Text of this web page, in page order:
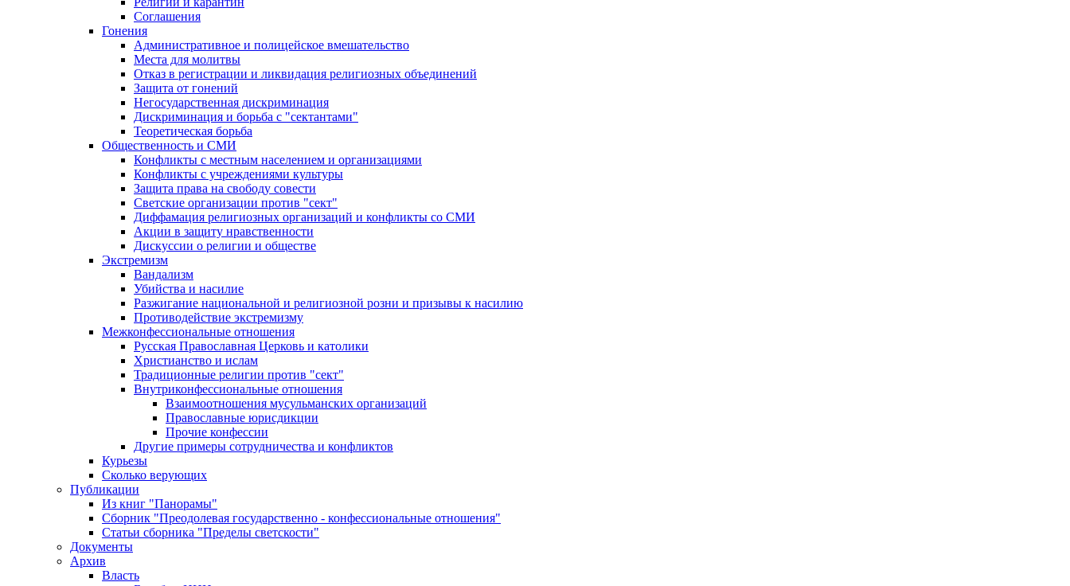
Соглашения
Гонения
Административное и полицейское вмешательство
Места для молитвы
Отказ в регистрации и ликвидация религиозных объединений
Защита от гонений
Негосударственная дискриминация
Дискриминация и борьба с "сектантами"
Теоретическая борьба
Общественность и СМИ
Конфликты с местным населением и организациями
Конфликты с учреждениями культуры
Защита права на свободу совести
Светские организации против "сект"
Диффамация религиозных организаций и конфликты со СМИ
Акции в защиту нравственности
Дискуссии о религии и обществе
Экстремизм
Вандализм
Убийства и насилие
Разжигание национальной и религиозной розни и призывы к насилию
Противодействие экстремизму
Межконфессиональные отношения
Русская Православная Церковь и католики
Христианство и ислам
Традиционные религии против "сект"
Внутриконфессиональные отношения
Взаимоотношения мусульманских организаций
Православные юрисдикции
Прочие конфессии
Другие примеры сотрудничества и конфликтов
Курьезы
Сколько верующих
Публикации
Из книг "Панорамы"
Сборник "Преодолевая государственно - конфессиональные отношения"
Статьи сборника "Пределы светскости"
Документы
Архив
Власть